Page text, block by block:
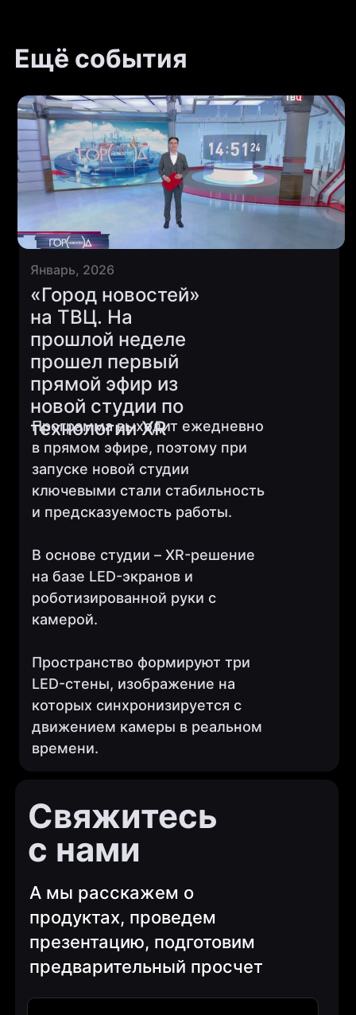
Ещё события
«Город новостей»
на ТВЦ. На
прошлой неделе
прошел первый
прямой эфир из
новой студии по
технологии XR
Январь, 2026
Программа выходит ежедневно
в прямом эфире, поэтому при
запуске новой студии
ключевыми стали стабильность
и предсказуемость работы.
В основе студии – XR-решение
на базе LED-экранов и
роботизированной руки с
камерой.
Пространство формируют три
LED-стены, изображение на
которых синхронизируется с
движением камеры в реальном
времени.
А мы расскажем о
продуктах, проведем
презентацию, подготовим
предварительный просчет
Свяжитесь
с нами